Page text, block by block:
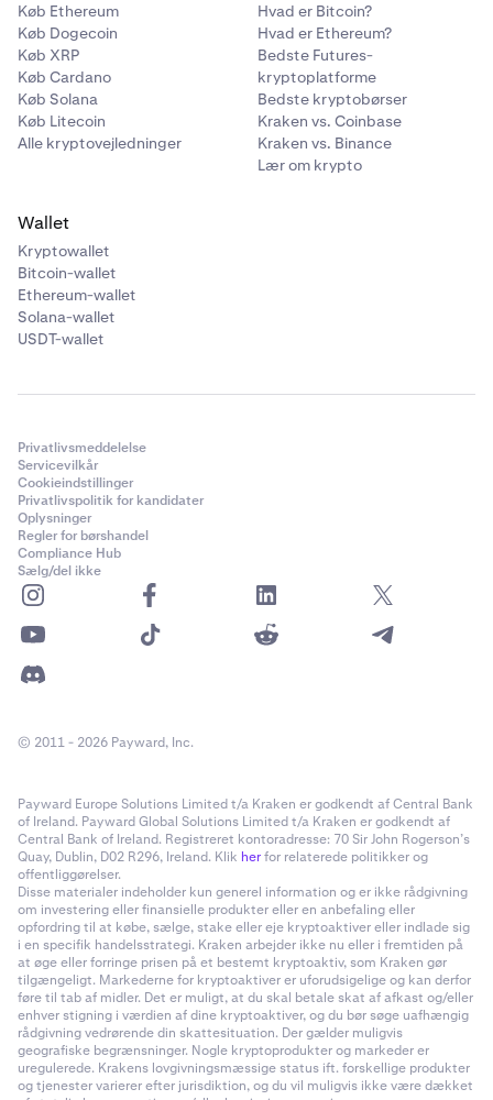
Køb Ethereum
Køb Dogecoin
Køb XRP
Køb Cardano
Køb Solana
Køb Litecoin
Alle kryptovejledninger
Hvad er Bitcoin?
Hvad er Ethereum?
Bedste Futures-
kryptoplatforme
Bedste kryptobørser
Kraken vs. Coinbase
Kraken vs. Binance
Lær om krypto
Wallet
Kryptowallet
Bitcoin-wallet
Ethereum-wallet
Solana-wallet
USDT-wallet
Privatlivsmeddelelse
Servicevilkår
Cookieindstillinger
Privatlivspolitik for kandidater
Oplysninger
Regler for børshandel
Compliance Hub
Sælg/del ikke
© 2011 - 2026 Payward, Inc.
Payward Europe Solutions Limited t/a Kraken er godkendt af Central Bank
of Ireland. Payward Global Solutions Limited t/a Kraken er godkendt af
Central Bank of Ireland. Registreret kontoradresse: 70 Sir John Rogerson’s
Quay, Dublin, D02 R296, Ireland. Klik herfor relaterede politikker og
offentliggørelser.
Disse materialer indeholder kun generel information og er ikke rådgivning
om investering eller finansielle produkter eller en anbefaling eller
opfordring til at købe, sælge, stake eller eje kryptoaktiver eller indlade sig
i en specifik handelsstrategi. Kraken arbejder ikke nu eller i fremtiden på
at øge eller forringe prisen på et bestemt kryptoaktiv, som Kraken gør
tilgængeligt. Markederne for kryptoaktiver er uforudsigelige og kan derfor
føre til tab af midler. Det er muligt, at du skal betale skat af afkast og/eller
enhver stigning i værdien af dine kryptoaktiver, og du bør søge uafhængig
rådgivning vedrørende din skattesituation. Der gælder muligvis
geografiske begrænsninger. Nogle kryptoprodukter og markeder er
uregulerede. Krakens lovgivningsmæssige status ift. forskellige produkter
og tjenester varierer efter jurisdiktion, og du vil muligvis ikke være dækket